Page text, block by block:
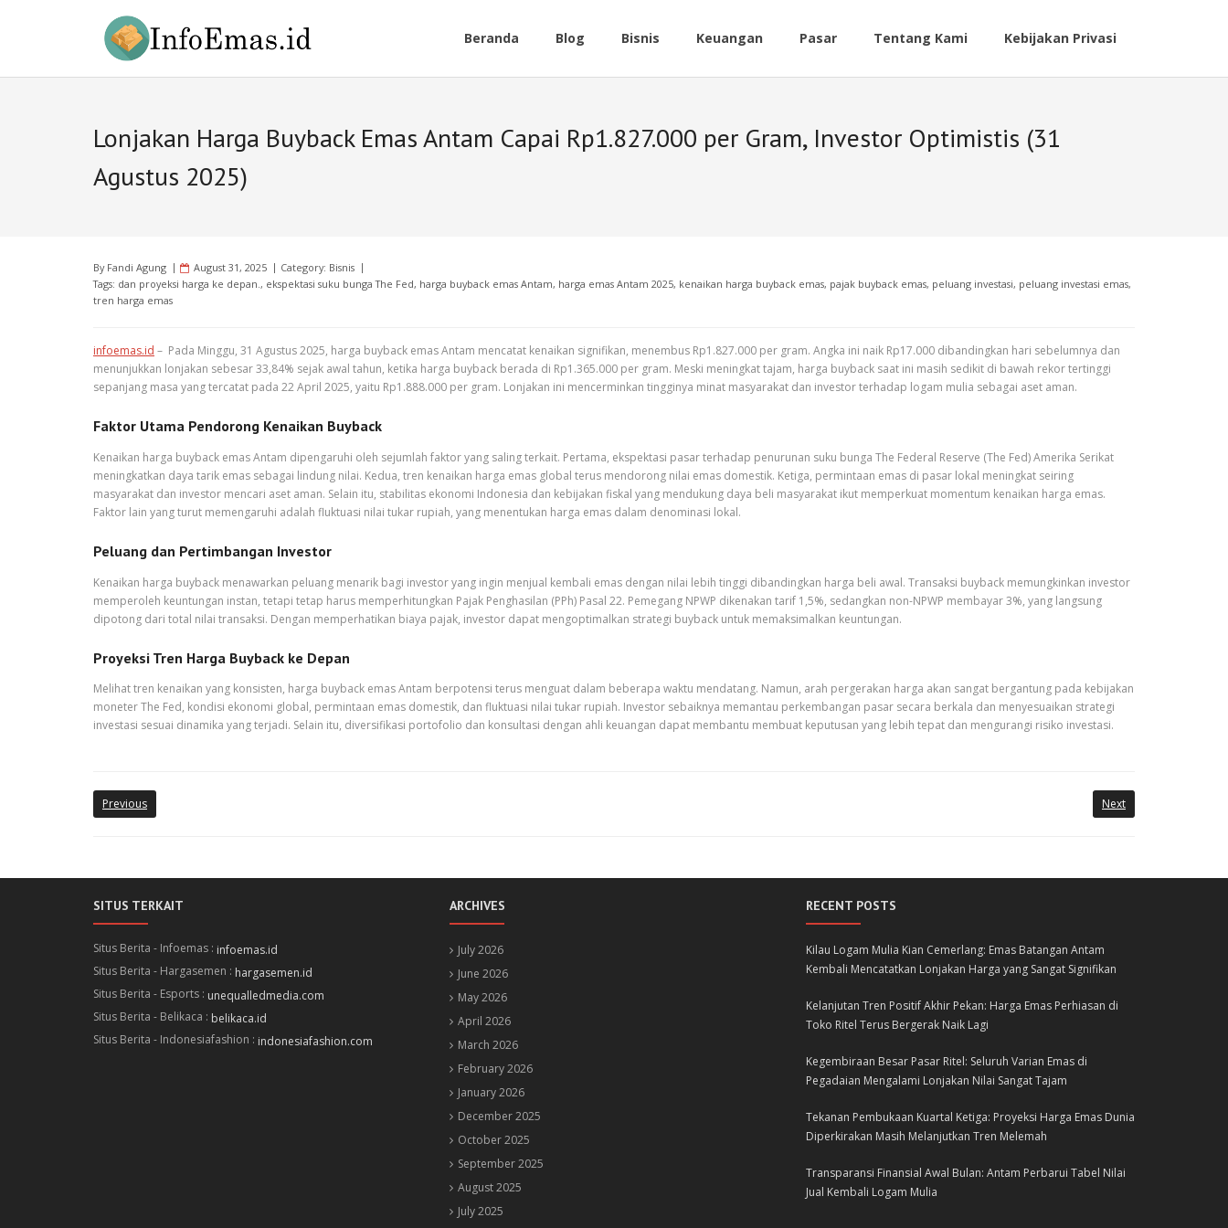
Beranda Blog Bisnis Keuangan Pasar Tentang Kami Kebijakan Privasi
Lonjakan Harga Buyback Emas Antam Capai Rp1.827.000 per Gram, Investor Optimistis (31
Agustus 2025)
By Fandi Agung August 31, 2025 Category: Bisnis
Tags: dan proyeksi harga ke depan., ekspektasi suku bunga The Fed, harga buyback emas Antam, harga emas Antam 2025, kenaikan harga buyback emas, pajak buyback emas, peluang investasi, peluang investasi emas,
tren harga emas
infoemas.id – Pada Minggu, 31 Agustus 2025, harga buyback emas Antam mencatat kenaikan signifikan, menembus Rp1.827.000 per gram. Angka ini naik Rp17.000 dibandingkan hari sebelumnya dan
menunjukkan lonjakan sebesar 33,84% sejak awal tahun, ketika harga buyback berada di Rp1.365.000 per gram. Meski meningkat tajam, harga buyback saat ini masih sedikit di bawah rekor tertinggi
sepanjang masa yang tercatat pada 22 April 2025, yaitu Rp1.888.000 per gram. Lonjakan ini mencerminkan tingginya minat masyarakat dan investor terhadap logam mulia sebagai aset aman.
Faktor Utama Pendorong Kenaikan Buyback
Kenaikan harga buyback emas Antam dipengaruhi oleh sejumlah faktor yang saling terkait. Pertama, ekspektasi pasar terhadap penurunan suku bunga The Federal Reserve (The Fed) Amerika Serikat
meningkatkan daya tarik emas sebagai lindung nilai. Kedua, tren kenaikan harga emas global terus mendorong nilai emas domestik. Ketiga, permintaan emas di pasar lokal meningkat seiring
masyarakat dan investor mencari aset aman. Selain itu, stabilitas ekonomi Indonesia dan kebijakan fiskal yang mendukung daya beli masyarakat ikut memperkuat momentum kenaikan harga emas.
Faktor lain yang turut memengaruhi adalah fluktuasi nilai tukar rupiah, yang menentukan harga emas dalam denominasi lokal.
Peluang dan Pertimbangan Investor
Kenaikan harga buyback menawarkan peluang menarik bagi investor yang ingin menjual kembali emas dengan nilai lebih tinggi dibandingkan harga beli awal. Transaksi buyback memungkinkan investor
memperoleh keuntungan instan, tetapi tetap harus memperhitungkan Pajak Penghasilan (PPh) Pasal 22. Pemegang NPWP dikenakan tarif 1,5%, sedangkan non-NPWP membayar 3%, yang langsung
dipotong dari total nilai transaksi. Dengan memperhatikan biaya pajak, investor dapat mengoptimalkan strategi buyback untuk memaksimalkan keuntungan.
Proyeksi Tren Harga Buyback ke Depan
Melihat tren kenaikan yang konsisten, harga buyback emas Antam berpotensi terus menguat dalam beberapa waktu mendatang. Namun, arah pergerakan harga akan sangat bergantung pada kebijakan
moneter The Fed, kondisi ekonomi global, permintaan emas domestik, dan fluktuasi nilai tukar rupiah. Investor sebaiknya memantau perkembangan pasar secara berkala dan menyesuaikan strategi
investasi sesuai dinamika yang terjadi. Selain itu, diversifikasi portofolio dan konsultasi dengan ahli keuangan dapat membantu membuat keputusan yang lebih tepat dan mengurangi risiko investasi.
Previous Next
SITUS TERKAIT
Situs Berita - Infoemas : infoemas.id
Situs Berita - Hargasemen : hargasemen.id
Situs Berita - Esports : unequalledmedia.com
Situs Berita - Belikaca : belikaca.id
Situs Berita - Indonesiafashion : indonesiafashion.com
ARCHIVES
July 2026
June 2026
May 2026
April 2026
March 2026
February 2026
January 2026
December 2025
October 2025
September 2025
August 2025
July 2025
RECENT POSTS
Kilau Logam Mulia Kian Cemerlang: Emas Batangan Antam
Kembali Mencatatkan Lonjakan Harga yang Sangat Signifikan
Kelanjutan Tren Positif Akhir Pekan: Harga Emas Perhiasan di
Toko Ritel Terus Bergerak Naik Lagi
Kegembiraan Besar Pasar Ritel: Seluruh Varian Emas di
Pegadaian Mengalami Lonjakan Nilai Sangat Tajam
Tekanan Pembukaan Kuartal Ketiga: Proyeksi Harga Emas Dunia
Diperkirakan Masih Melanjutkan Tren Melemah
Transparansi Finansial Awal Bulan: Antam Perbarui Tabel Nilai
Jual Kembali Logam Mulia